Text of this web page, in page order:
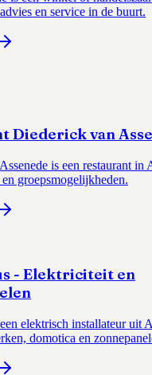
en service in de buurt.
Diederick van
is een restaurant in
groepsmogelijkheden.
- Elektriciteit en
elektrisch installateur uit
domotica en